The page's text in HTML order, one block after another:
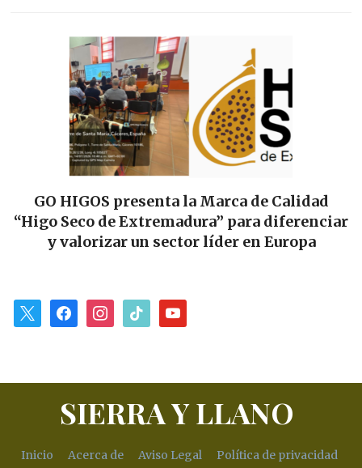
Las Tierras de Cáceres y Trujillo sellan su
alianza gastronómica: se firma el Convenio
para impulsar «Sabores y Paisajes»
facebookinstagram
tiktok youtube
SIERRA Y LLANO
Inicio Acerca de Aviso Legal Política de privacidad